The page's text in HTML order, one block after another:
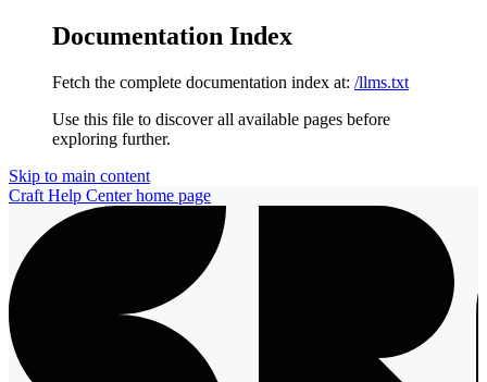
Documentation Index
Fetch the complete documentation index at: /llms.txt
Use this file to discover all available pages before
exploring further.
Skip to main content
Craft Help Centerhome page